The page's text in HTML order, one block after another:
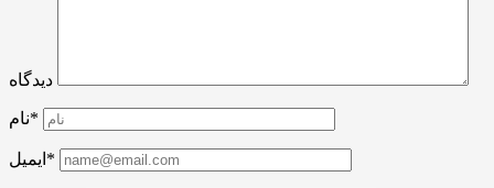
دیدگاه
نام*
ایمیل*